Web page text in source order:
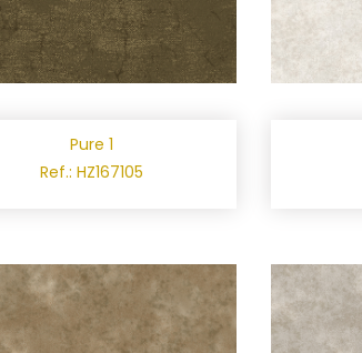
Pure 1
Ref.: HZ167105